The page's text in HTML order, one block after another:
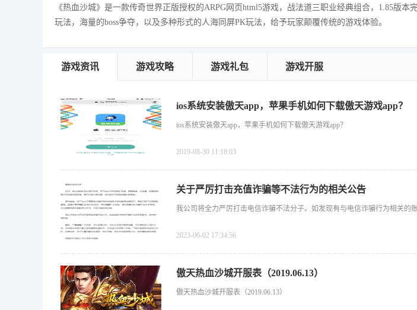
《热血沙城》是一款传奇世界正版授权的ARPG网页html5游戏，战法道三职业经典组合，1.85版本
玩法，海量的boss争夺，以及多种形式的人海同屏PK玩法，给予玩家颠覆传统的游戏体验。
游戏资讯 游戏攻略 游戏礼包 游戏开服
ios系统安装傲天app，苹果手机如何下载傲天游戏app？
ios系统安装傲天app，苹果手机如何下载傲天游戏app？
2019-08-30 11:18:03
关于严厉打击充值诈骗等不法行为的相关公告
我公司将全力严厉打击电信诈骗不法分子。如发现有与电信诈骗行为相关的
2023-06-02 17:34:56
傲天热血沙城开服表（2019.06.13）
傲天热血沙城开服表（2019.06.13）